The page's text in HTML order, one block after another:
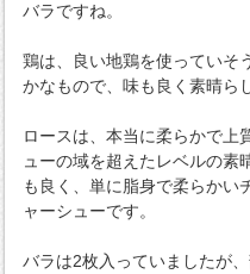
バラですね。
鶏は、良い地鶏を使っていそ
かなもので、味も良く素晴ら
ロースは、本当に柔らかで上
ューの域を超えたレベルの素
も良く、単に脂身で柔らかい
ャーシューです。
バラは2枚入っていましたが